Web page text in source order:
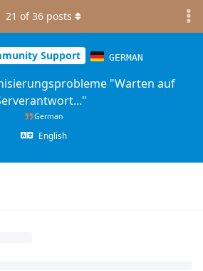
Support GERMAN
"Warten auf
German
English
21 of36 posts